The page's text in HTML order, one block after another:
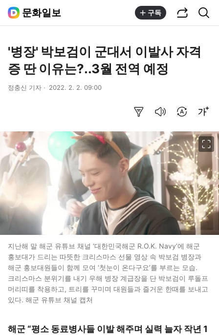
문화일보 구독
'병장' 박보검이 군대서 이발사 자격
증 딴 이유는?..3월 전역 예정
정충신 기자 2022. 2. 2. 09:00
지난해 말 해군 유튜브 채널 ‘대한민국해군 R.O.K. Navy’에 해군
홍보대가 드리는 따뜻한 크리스마스 선물 영상 속 박보검 병장과
해군 홍보대원들이 함께 모여 ‘첫눈이 온다구요’를 부르는 모습.
크리스마스 분위기를 내기 우해 병장 계급장을 단 박보검이 루돌프
머리띠를 착용하고, 트리를 꾸미며 대원들과 즐거운 한때를 보내고
있다. 해군 유튜브 채널 캡처
해군 “평소 동료병사들 이발 해주며 실력 늘자 작년 1